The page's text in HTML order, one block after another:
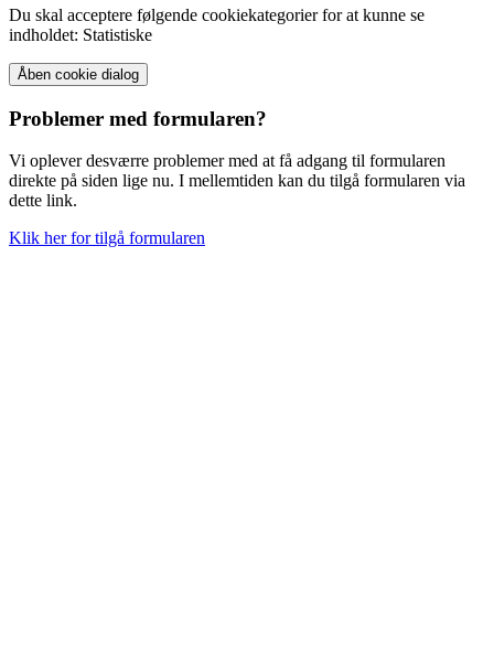
Du skal acceptere følgende cookiekategorier for at kunne se
indholdet: Statistiske
Åben cookie dialog
Problemer med formularen?
Vi oplever desværre problemer med at få adgang til formularen
direkte på siden lige nu. I mellemtiden kan du tilgå formularen via
dette link.
Klik her for tilgå formularen